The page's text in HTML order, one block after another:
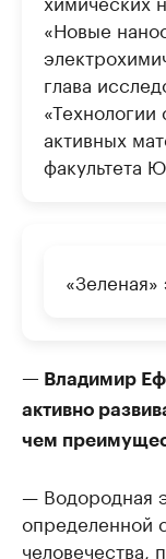
«Новые
глава
«Технологии
активных
факультета
— Владимир
активно
чем
— Водородная
определенной
человечества,